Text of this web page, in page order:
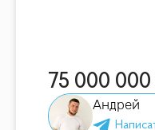
75 000 000
Андрей